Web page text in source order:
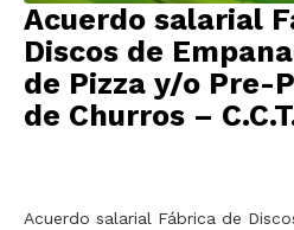
Acuerdo salarial
Discos de
de Pizza y/o Pre-
de Churros –
Acuerdo salarial Fábrica de